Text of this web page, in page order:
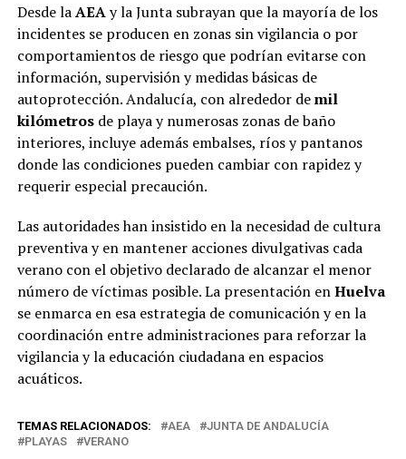
Desde laAEAy la Junta subrayan que la mayoría de los
incidentes se producen en zonas sin vigilancia o por
comportamientos de riesgo que podrían evitarse con
información, supervisión y medidas básicas de
autoprotección. Andalucía, con alrededor demil
kilómetrosde playa y numerosas zonas de baño
interiores, incluye además embalses, ríos y pantanos
donde las condiciones pueden cambiar con rapidez y
requerir especial precaución.
Las autoridades han insistido en la necesidad de cultura
preventiva y en mantener acciones divulgativas cada
verano con el objetivo declarado de alcanzar el menor
número de víctimas posible. La presentación enHuelva
se enmarca en esa estrategia de comunicación y en la
coordinación entre administraciones para reforzar la
vigilancia y la educación ciudadana en espacios
acuáticos.
TEMAS RELACIONADOS: AEA
JUNTA DE ANDALUCÍA
PLAYAS
VERANO